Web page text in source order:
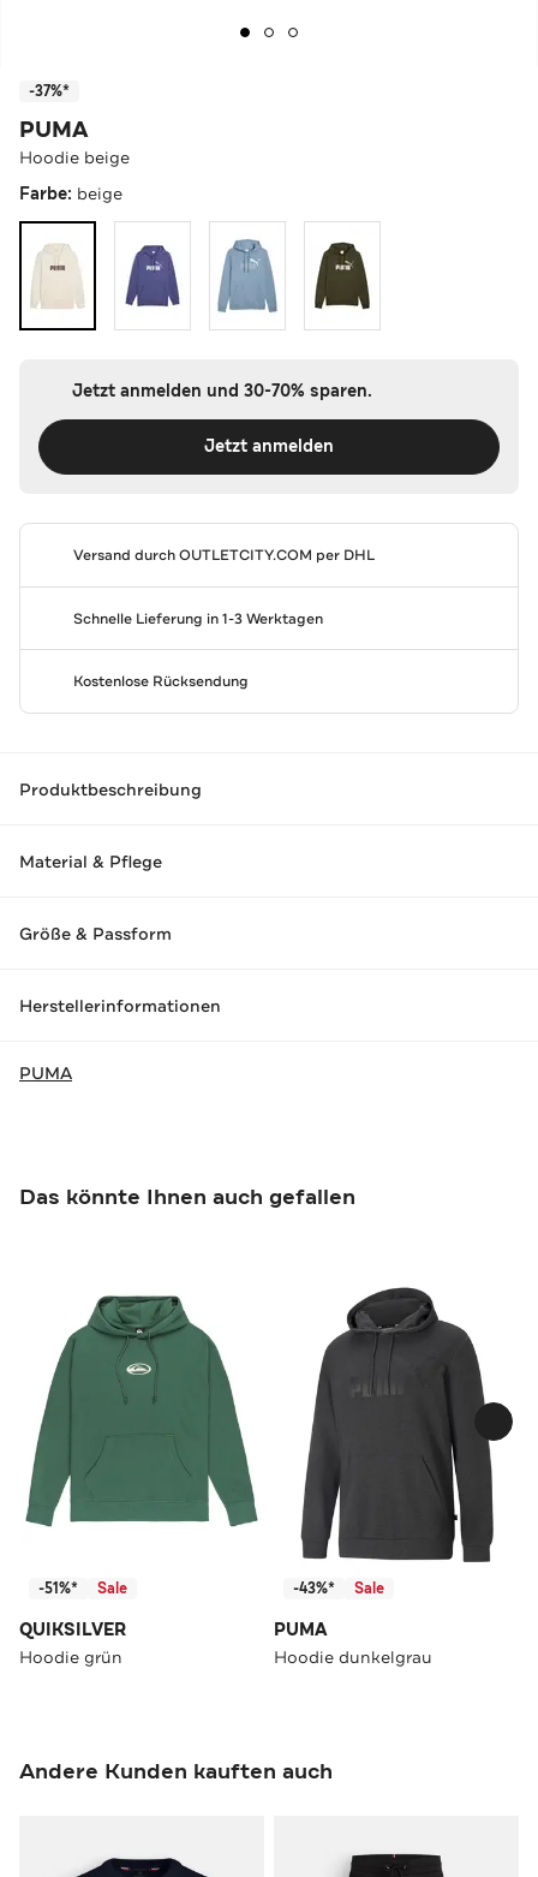
-37%*
PUMA
Hoodie beige
Farbe: beige
Jetzt anmelden und 30-70% sparen.
Jetzt anmelden
Versand durchOUTLETCITY.COM per DHL
Schnelle Lieferung in 1-3 Werktagen
Kostenlose Rücksendung
Produktbeschreibung
Material & Pflege
Größe & Passform
Herstellerinformationen
PUMA
Das könnte Ihnen auch gefallen
-51%* Sale
QUIKSILVER
Hoodie grün
-43%* Sale
PUMA
Hoodie dunkelgrau
Andere Kunden kauften auch